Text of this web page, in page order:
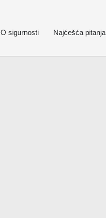
O sigurnosti Najćešća pitanja